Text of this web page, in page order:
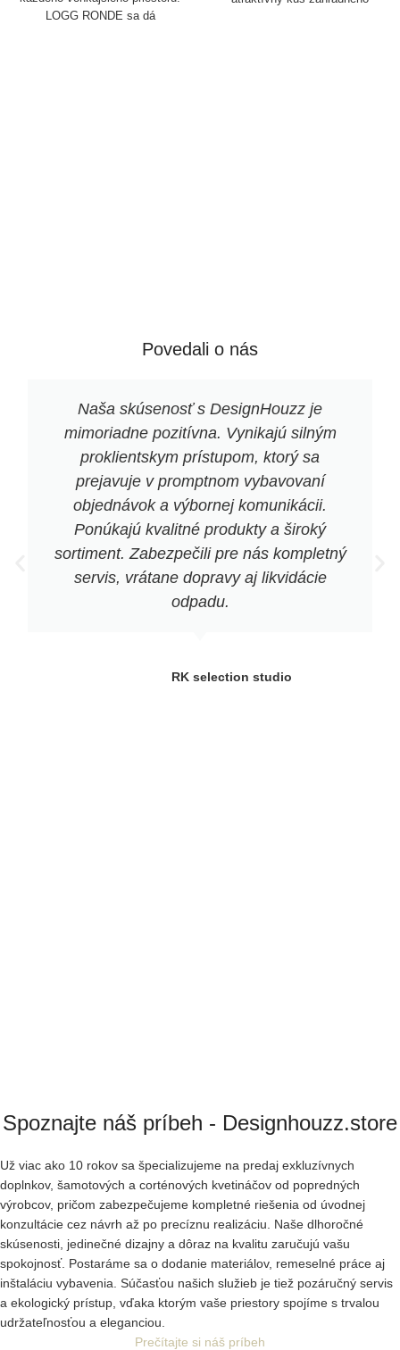
LOGG RONDE sa dá
Povedali o nás
Naša skúsenosť s DesignHouzz je
mimoriadne pozitívna. Vynikajú silným
proklientskym prístupom, ktorý sa
prejavuje v promptnom vybavovaní
objednávok a výbornej komunikácii.
Ponúkajú kvalitné produkty a široký
sortiment. Zabezpečili pre nás kompletný
servis, vrátane dopravy aj likvidácie
odpadu.
RK selection studio
Spoznajte náš príbeh - Designhouzz.store
Už viac ako 10 rokov sa špecializujeme na predaj exkluzívnych
doplnkov, šamotových a corténových kvetináčov od popredných
výrobcov, pričom zabezpečujeme kompletné riešenia od úvodnej
konzultácie cez návrh až po precíznu realizáciu. Naše dlhoročné
skúsenosti, jedinečné dizajny a dôraz na kvalitu zaručujú vašu
spokojnosť. Postaráme sa o dodanie materiálov, remeselné práce aj
inštaláciu vybavenia. Súčasťou našich služieb je tiež pozáručný servis
a ekologický prístup, vďaka ktorým vaše priestory spojíme s trvalou
udržateľnosťou a eleganciou.
Prečítajte si náš príbeh